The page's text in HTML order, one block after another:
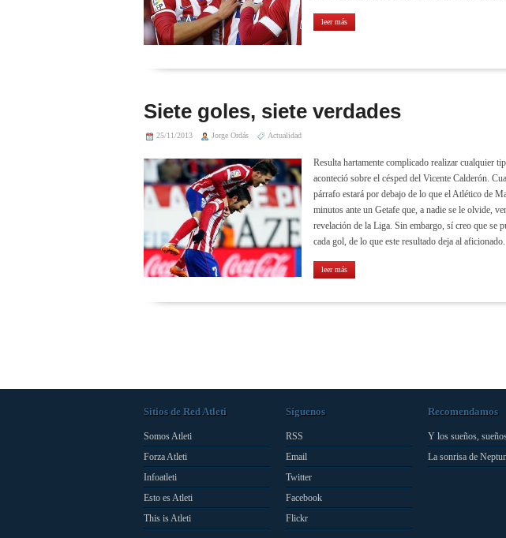
leer más
Siete goles, siete verdades
25/11/2013 Jorge Ordás Actualidad
Resulta hartamente complicado realizar cualquier
aconteció sobre el césped del Vicente Calderón.
párrafo estará por debajo de lo que el Atlético de
minutos ante un Getafe que, a nadie se le olvide,
revelación de la Liga. Sin embargo, sí creo que se
cada gol, de lo que este resultado deja al aficionado.
leer más
Sitios de Red Atleti
Somos Atleti
Forza Atleti
Infoatleti
Esto es Atleti
This is Atleti
Síguenos
RSS
Email
Twitter
Facebook
Flickr
Recomendamos
Y los sueños,
La sonrisa de